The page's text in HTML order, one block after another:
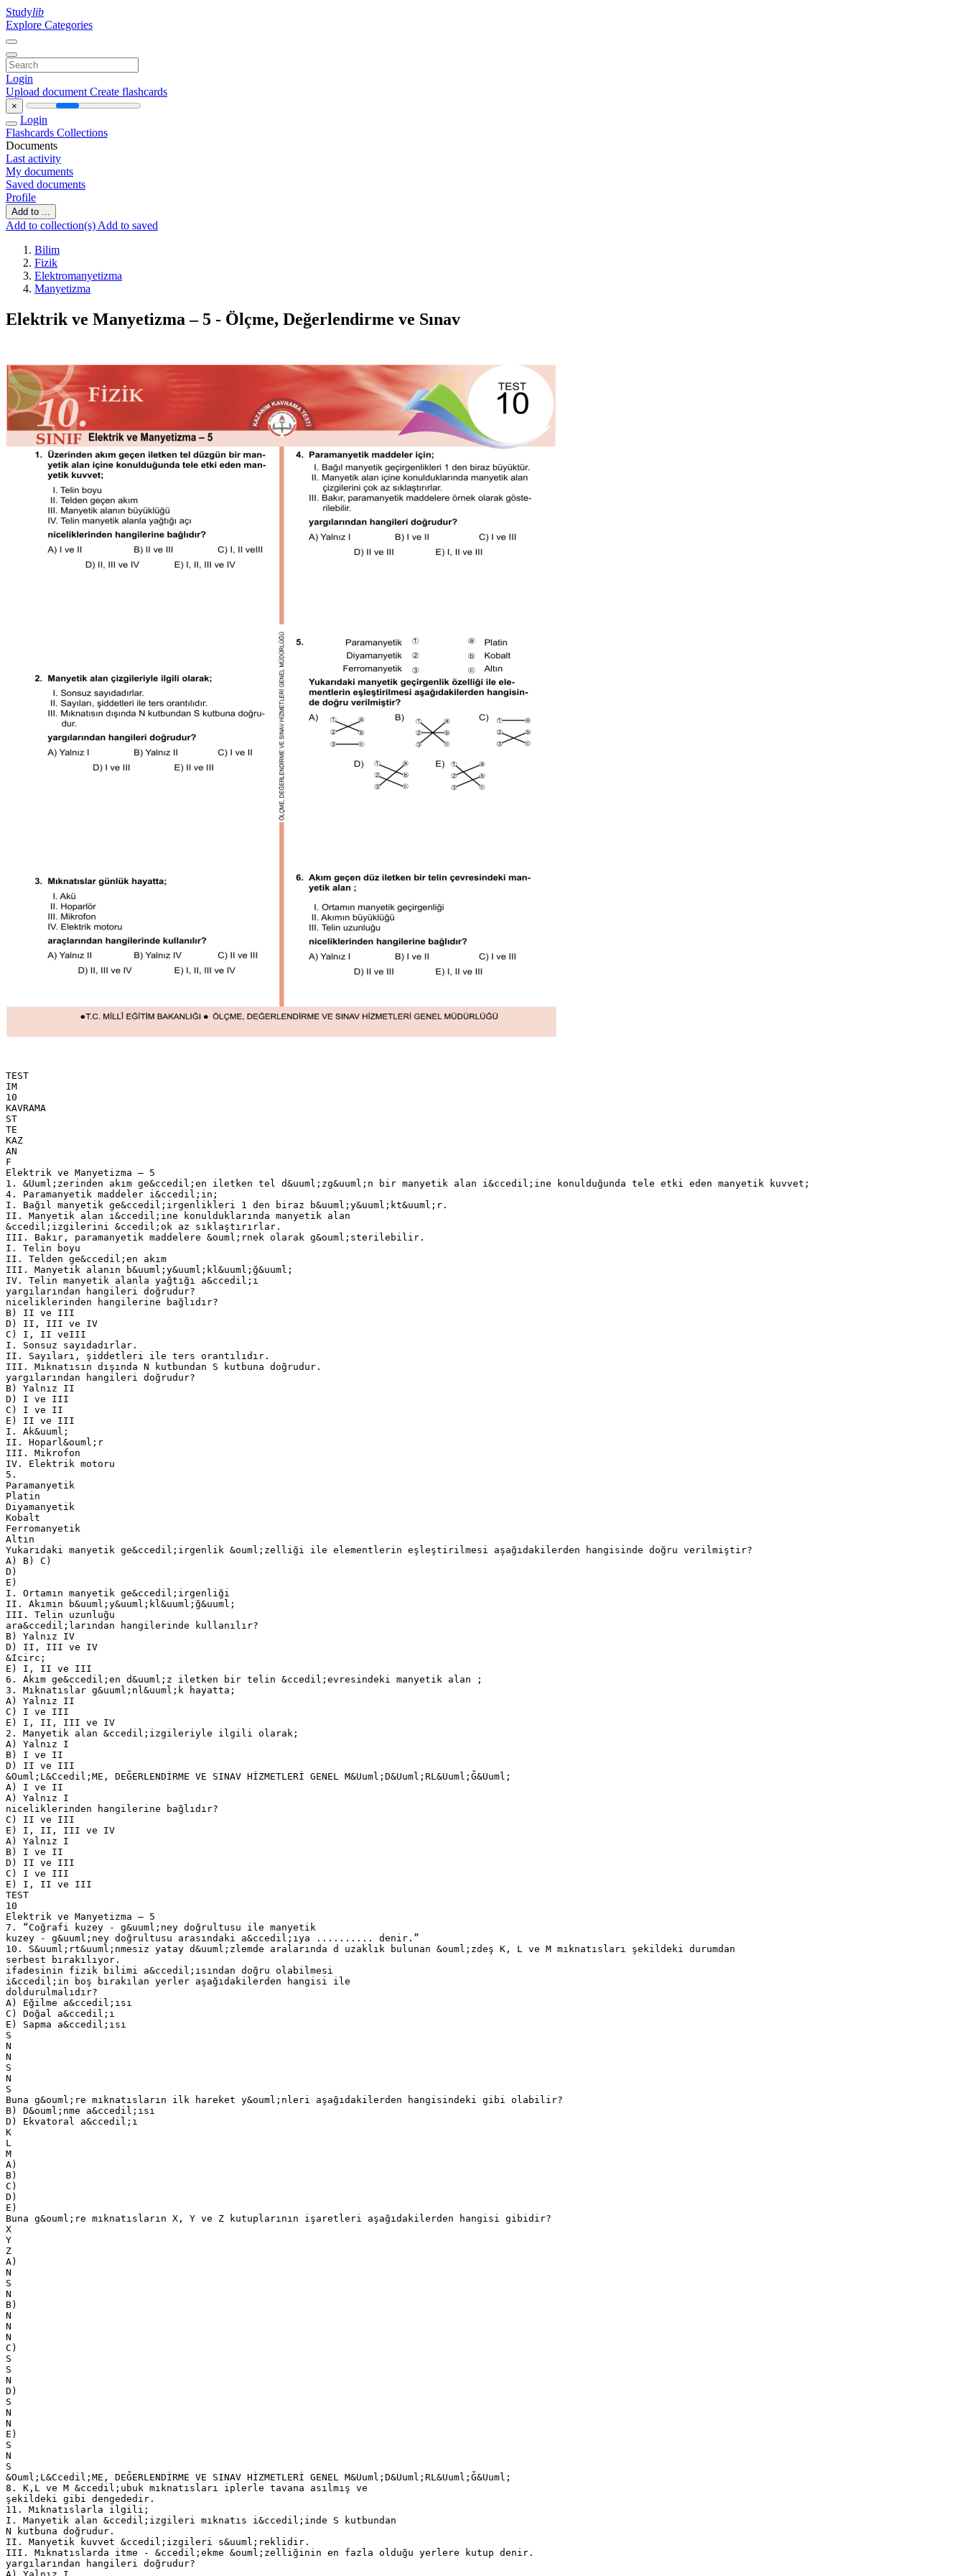
Studylib
Explore Categories
Login
Upload document Create flashcards
×
Login
Flashcards Collections
Documents
Last activity
My documents
Saved documents
Profile
Add to ...
Add to collection(s) Add to saved
Bilim
Fizik
Elektromanyetizma
Manyetizma
Elektrik ve Manyetizma – 5 - Ölçme, Değerlendirme ve Sınav
TEST
IM
10
KAVRAMA
ST
TE
KAZ
AN
F
Elektrik ve Manyetizma – 5
1. &Uuml;zerinden akım ge&ccedil;en iletken tel d&uuml;zg&uuml;n bir manyetik alan i&ccedil;ine konulduğunda tele etki eden manyetik kuvvet;
4. Paramanyetik maddeler i&ccedil;in;
I. Bağıl manyetik ge&ccedil;irgenlikleri 1 den biraz b&uuml;y&uuml;kt&uuml;r.
II. Manyetik alan i&ccedil;ine konulduklarında manyetik alan
&ccedil;izgilerini &ccedil;ok az sıklaştırırlar.
III. Bakır, paramanyetik maddelere &ouml;rnek olarak g&ouml;sterilebilir.
I. Telin boyu
II. Telden ge&ccedil;en akım
III. Manyetik alanın b&uuml;y&uuml;kl&uuml;ğ&uuml;
IV. Telin manyetik alanla yağtığı a&ccedil;ı
yargılarından hangileri doğrudur?
niceliklerinden hangilerine bağlıdır?
B) II ve III
D) II, III ve IV
C) I, II veIII
I. Sonsuz sayıdadırlar.
II. Sayıları, şiddetleri ile ters orantılıdır.
III. Mıknatısın dışında N kutbundan S kutbuna doğrudur.
yargılarından hangileri doğrudur?
B) Yalnız II
D) I ve III
C) I ve II
E) II ve III
I. Ak&uuml;
II. Hoparl&ouml;r
III. Mikrofon
IV. Elektrik motoru
5.
Paramanyetik
Platin
Diyamanyetik
Kobalt
Ferromanyetik
Altın
Yukarıdaki manyetik ge&ccedil;irgenlik &ouml;zelliği ile elementlerin eşleştirilmesi aşağıdakilerden hangisinde doğru verilmiştir?
A) B) C)
D)
E)
I. Ortamın manyetik ge&ccedil;irgenliği
II. Akımın b&uuml;y&uuml;kl&uuml;ğ&uuml;
III. Telin uzunluğu
ara&ccedil;larından hangilerinde kullanılır?
B) Yalnız IV
D) II, III ve IV
&Icirc;
E) I, II ve III
6. Akım ge&ccedil;en d&uuml;z iletken bir telin &ccedil;evresindeki manyetik alan ;
3. Mıknatıslar g&uuml;nl&uuml;k hayatta;
A) Yalnız II
C) I ve III
E) I, II, III ve IV
2. Manyetik alan &ccedil;izgileriyle ilgili olarak;
A) Yalnız I
B) I ve II
D) II ve III
&Ouml;L&Ccedil;ME, DEĞERLENDİRME VE SINAV HİZMETLERİ GENEL M&Uuml;D&Uuml;RL&Uuml;Ğ&Uuml;
A) I ve II
A) Yalnız I
niceliklerinden hangilerine bağlıdır?
C) II ve III
E) I, II, III ve IV
A) Yalnız I
B) I ve II
D) II ve III
C) I ve III
E) I, II ve III
TEST
10
Elektrik ve Manyetizma – 5
7. “Coğrafi kuzey - g&uuml;ney doğrultusu ile manyetik
kuzey - g&uuml;ney doğrultusu arasındaki a&ccedil;ıya .......... denir.”
10. S&uuml;rt&uuml;nmesiz yatay d&uuml;zlemde aralarında d uzaklık bulunan &ouml;zdeş K, L ve M mıknatısları şekildeki durumdan
serbest bırakılıyor.
ifadesinin fizik bilimi a&ccedil;ısından doğru olabilmesi
i&ccedil;in boş bırakılan yerler aşağıdakilerden hangisi ile
doldurulmalıdır?
A) Eğilme a&ccedil;ısı
C) Doğal a&ccedil;ı
E) Sapma a&ccedil;ısı
S
N
N
S
N
S
Buna g&ouml;re mıknatısların ilk hareket y&ouml;nleri aşağıdakilerden hangisindeki gibi olabilir?
B) D&ouml;nme a&ccedil;ısı
D) Ekvatoral a&ccedil;ı
K
L
M
A)
B)
C)
D)
E)
Buna g&ouml;re mıknatısların X, Y ve Z kutuplarının işaretleri aşağıdakilerden hangisi gibidir?
X
Y
Z
A)
N
S
N
B)
N
N
N
C)
S
S
N
D)
S
N
N
E)
S
N
S
&Ouml;L&Ccedil;ME, DEĞERLENDİRME VE SINAV HİZMETLERİ GENEL M&Uuml;D&Uuml;RL&Uuml;Ğ&Uuml;
8. K,L ve M &ccedil;ubuk mıknatısları iplerle tavana asılmış ve
şekildeki gibi dengededir.
11. Mıknatıslarla ilgili;
I. Manyetik alan &ccedil;izgileri mıknatıs i&ccedil;inde S kutbundan
N kutbuna doğrudur.
II. Manyetik kuvvet &ccedil;izgileri s&uuml;reklidir.
III. Mıknatıslarda itme - &ccedil;ekme &ouml;zelliğinin en fazla olduğu yerlere kutup denir.
yargılarından hangileri doğrudur?